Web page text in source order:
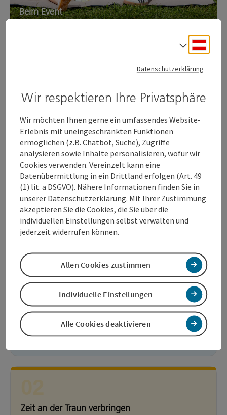
Beim Event
Fühlt sich auch so an.
Welser
Bucketlist
01
Das Flair des Welser Stadtplatzes genießen
Der Welser Stadtplatz ist Treffpunkt für Jung und Alt.
Während die Eltern im Gastgarten entspannen, gibt es für
Kinder immer etwas zu entdecken – Straßenmusik,
Veranstaltungen oder ein Eis zwischendurch.
Mehr erfahren
Zeit an der Traun verbringen
Datenschutzerklärung
Wir respektieren Ihre Privatsphäre
Wir möchten Ihnen gerne ein umfassendes Website-
Erlebnis mit uneingeschränkten Funktionen
ermöglichen (z.B. Chatbot, Suche), Zugriffe
analysieren sowie Inhalte personalisieren, wofür wir
Cookies verwenden. Vereinzelt kann eine
Datenübermittlung in ein Drittland erfolgen (Art. 49
(1) lit. a DSGVO). Nähere Informationen finden Sie in
unserer Datenschutzerklärung. Mit Ihrer Zustimmung
akzeptieren Sie die Cookies, die Sie über die
individuellen Einstellungen selbst verwalten und
jederzeit widerrufen können.
Alle Cookies deaktivieren
Individuelle Einstellungen
Allen Cookies zustimmen